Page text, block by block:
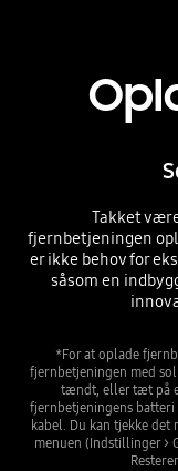
Takket
fjernbetjeningen
er ikke behov for
såsom en
*For at oplade
fjernbetjeningen med
tændt, eller tæt på
fjernbetjeningens batteri
kabel. Du kan tjekke
menuen (Indstillinger >